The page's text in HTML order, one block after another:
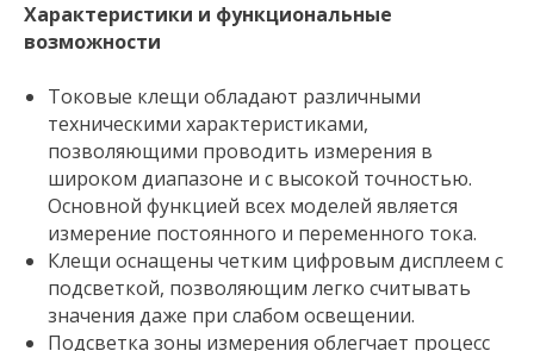
Характеристики и функциональные
возможности
Токовые клещи обладают различными
техническими характеристиками,
позволяющими проводить измерения в
широком диапазоне и с высокой точностью.
Основной функцией всех моделей является
измерение постоянного и переменного тока.
Клещи оснащены четким цифровым дисплеем с
подсветкой, позволяющим легко считывать
значения даже при слабом освещении.
Подсветка зоны измерения облегчает процесс